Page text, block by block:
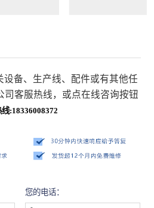
设备、生产线、配件或有其他任
司客服热线，或点在线咨询按钮
:18336008372
您的电话：